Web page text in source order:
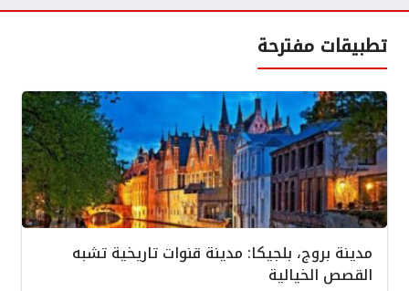
تطبيقات مفترحة
مدينة بروج، بلجيكا: مدينة قنوات تاريخية تشبه
القصص الخيالية